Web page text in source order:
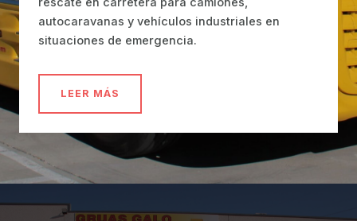
autocaravanas y vehículos industriales en
situaciones de emergencia.
LEER MÁS